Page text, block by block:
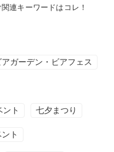
連キーワードはコレ！
アガーデン・ビアフェス
ト 七夕まつり
ト